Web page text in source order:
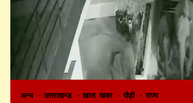
अन्य उत्तराखण्ड खास खबर पौड़ी राज्य